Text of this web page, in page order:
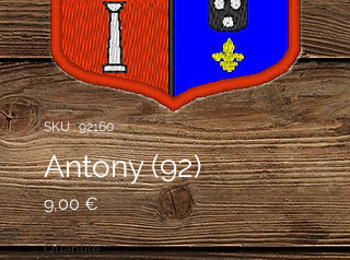
SKU : 92160
Antony (92)
9,00 €Prix
Quantité *